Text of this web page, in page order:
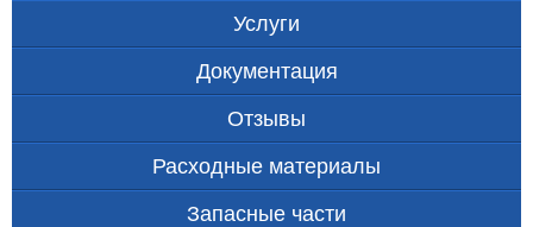
Услуги
Документация
Отзывы
Расходные материалы
Запасные части